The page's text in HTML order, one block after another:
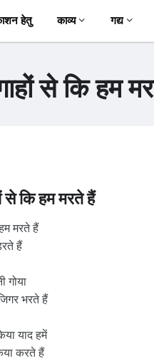
हेतु काव्य गद्य
से कि हम
से कि हम मरते हैं
मरते हैं
हैं
गोया
भरते हैं
याद हमें
करते हैं